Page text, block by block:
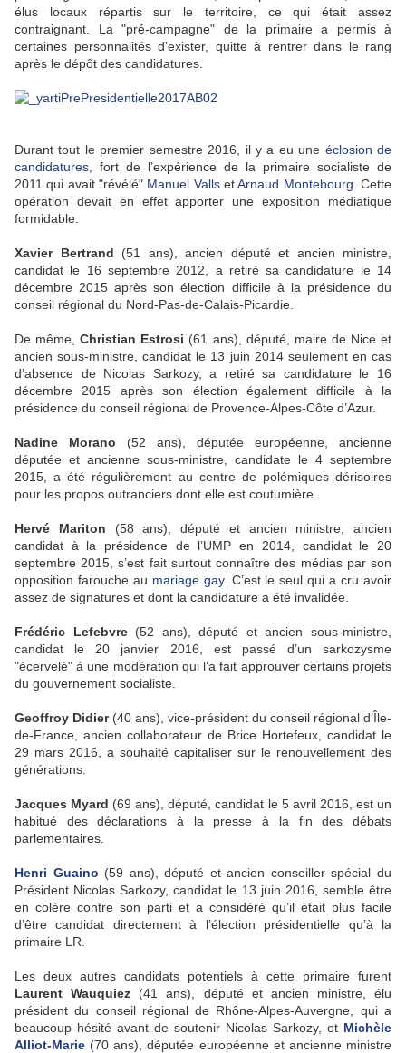
élus locaux répartis sur le territoire, ce qui était assez
contraignant. La "pré-campagne" de la primaire a permis à
certaines personnalités d’exister, quitte à rentrer dans le rang
après le dépôt des candidatures.
Durant tout le premier semestre 2016, il y a eu une éclosion de
candidatures , fort de l’expérience de la primaire socialiste de
2011 qui avait "révélé" Manuel VallsetArnaud Montebourg . Cette
opération devait en effet apporter une exposition médiatique
formidable.
Xavier Bertrand (51 ans), ancien député et ancien ministre,
candidat le 16 septembre 2012, a retiré sa candidature le 14
décembre 2015 après son élection difficile à la présidence du
conseil régional du Nord-Pas-de-Calais-Picardie.
De même,Christian Estrosi (61 ans), député, maire de Nice et
ancien sous-ministre, candidat le 13 juin 2014 seulement en cas
d’absence de Nicolas Sarkozy, a retiré sa candidature le 16
décembre 2015 après son élection également difficile à la
présidence du conseil régional de Provence-Alpes-Côte d’Azur.
Nadine Morano (52 ans), députée européenne, ancienne
députée et ancienne sous-ministre, candidate le 4 septembre
2015, a été régulièrement au centre de polémiques dérisoires
pour les propos outranciers dont elle est coutumière.
Hervé Mariton (58 ans), député et ancien ministre, ancien
candidat à la présidence de l’UMP en 2014, candidat le 20
septembre 2015, s’est fait surtout connaître des médias par son
opposition farouche au mariage gay. C’est le seul qui a cru avoir
assez de signatures et dont la candidature a été invalidée.
Frédéric Lefebvre(52 ans), député et ancien sous-ministre,
candidat le 20 janvier 2016, est passé d’un sarkozysme
"écervelé" à une modération qui l’a fait approuver certains projets
du gouvernement socialiste.
Geoffroy Didier(40 ans), vice-président du conseil régional d’Île-
de-France, ancien collaborateur de Brice Hortefeux, candidat le
29 mars 2016, a souhaité capitaliser sur le renouvellement des
générations.
Jacques Myard (69 ans), député, candidat le 5 avril 2016, est un
habitué des déclarations à la presse à la fin des débats
parlementaires.
Henri Guaino (59 ans), député et ancien conseiller spécial du
Président Nicolas Sarkozy, candidat le 13 juin 2016, semble être
en colère contre son parti et a considéré qu’il était plus facile
d’être candidat directement à l’élection présidentielle qu’à la
primaire LR.
Les deux autres candidats potentiels à cette primaire furent
Laurent Wauquiez (41 ans), député et ancien ministre, élu
président du conseil régional de Rhône-Alpes-Auvergne, qui a
beaucoup hésité avant de soutenir Nicolas Sarkozy, et Michèle
Alliot-Marie (70 ans), députée européenne et ancienne ministre